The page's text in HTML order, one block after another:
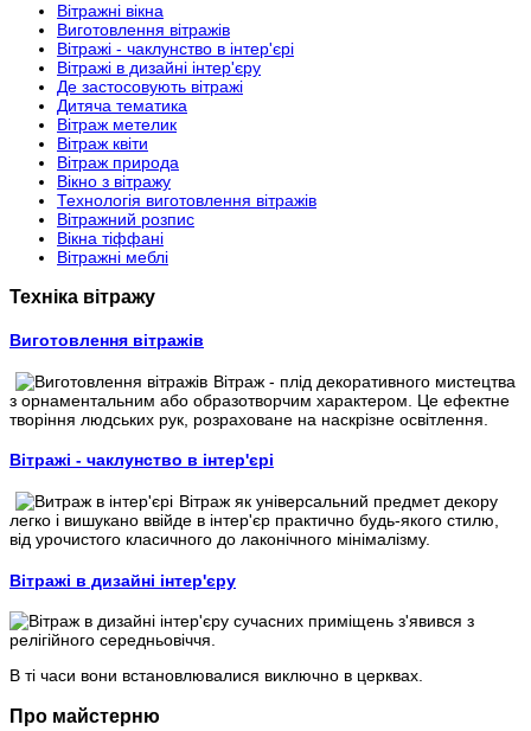
Вітражні вікна
Виготовлення вітражів
Вітражі - чаклунство в інтер'єрі
Вітражі в дизайні інтер'єру
Де застосовують вітражі
Дитяча тематика
Вітраж метелик
Вітраж квіти
Вітраж природа
Вікно з вітражу
Технологія виготовлення вітражів
Вітражний розпис
Вікна тіффані
Вітражні меблі
Техніка вітражу
Виготовлення вітражів
Вітраж - плід декоративного мистецтва
з орнаментальним або образотворчим характером. Це ефектне
творіння людських рук, розраховане на наскрізне освітлення.
Вітражі - чаклунство в інтер'єрі
Вітраж як універсальний предмет декору
легко і вишукано ввійде в інтер'єр практично будь-якого стилю,
від урочистого класичного до лаконічного мінімалізму.
Вітражі в дизайні інтер'єру
Вітраж в дизайні інтер'єру сучасних приміщень з'явився з
релігійного середньовіччя.
В ті часи вони встановлювалися виключно в церквах.
Про майстерню